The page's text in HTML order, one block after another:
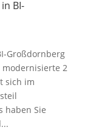
BI-
Großdornberg
modernisierte 2
sich im
haben Sie